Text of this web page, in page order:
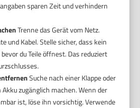
sparen Zeit und verhindern
Trenne das Gerät vom Netz.
und Kabel. Stelle sicher, dass kein
du Teile öffnest. Das reduziert
Suche nach einer Klappe oder
Akku zugänglich machen. Wenn der
ist, löse ihn vorsichtig. Verwende